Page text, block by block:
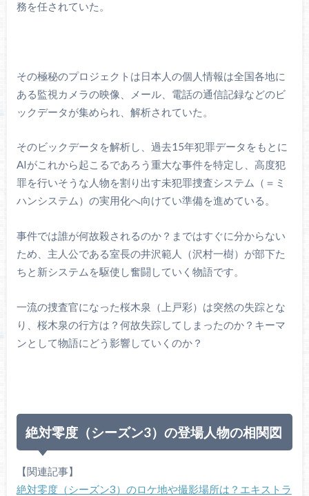
務を任されていた。
その極秘のプロジェクトは日本人の個人情報は全国各地に
ある監視カメラの映像、メール、電話の通信記録などのビ
ックデータが集められ、解析されていた。
そのビックデータを解析し、過去15年犯罪データをもとに
AIがこれから起こるであろう重大な事件を特定し、高度犯
罪を行いそうな人物を割り出す未犯罪捜査システム（＝ミ
ハンシステム）の実用化へ向けてい準備を進めている。
事件では誰が何故殺されるのか？まではすぐに分からない
ため、主人公である室長の井沢範人（沢村一樹）が部下た
ちと新システムを駆使し奮闘していく物語です。
一流の捜査官になった桜木泉（上戸彩）は突然の失踪とな
り、桜木泉の行方は？何故失踪してしまったのか？キーマ
ンとして物語にどう影響していくのか？
絶対零度（シーズン3）の登場人物の相関図
【関連記事】
絶対零度（シーズン3）のロケ地や撮影場所は？エキストラ